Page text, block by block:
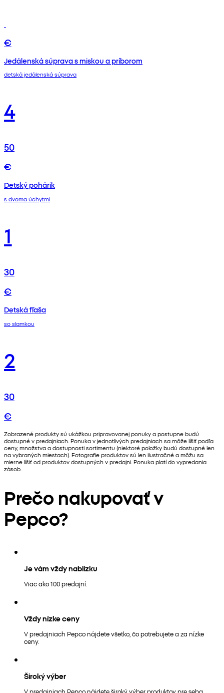
€
Jedálenská súprava s miskou a príborom
detská jedálenská súprava
4
50
€
Detský pohárik
s dvoma úchytmi
1
30
€
Detská fľaša
so slamkou
2
30
€
Zobrazené produkty sú ukážkou pripravovanej ponuky a postupne budú
dostupné v predajniach. Ponuka v jednotlivých predajniach sa môže líšiť podľa
ceny, množstva a dostupnosti sortimentu (niektoré položky budú dostupné len
na vybraných miestach). Fotografie produktov sú len ilustračné a môžu sa
mierne líšiť od produktov dostupných v predajni. Ponuka platí do vypredania
zásob.
Prečo nakupovať v
Pepco?
Je vám vždy nablízku
Viac ako 100 predajní.
Vždy nízke ceny
V predajniach Pepco nájdete všetko, čo potrebujete a za nízke
ceny.
Široký výber
V predajniach Pepco nájdete široký výber produktov pre seba,